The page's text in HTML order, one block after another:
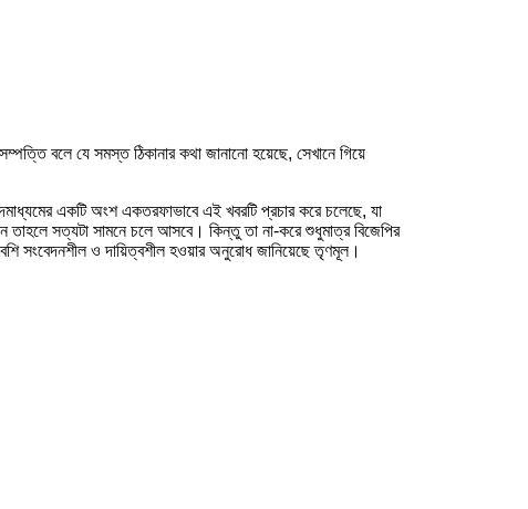
বলে যে সমস্ত ঠিকানার কথা জানানো হয়েছে, সেখানে গিয়ে
একটি অংশ একতরফাভাবে এই খবরটি প্রচার করে চলেছে, যা
তাহলে সত্যটা সামনে চলে আসবে। কিন্তু তা না-করে শুধুমাত্র বিজেপির
সংবেদনশীল ও দায়িত্বশীল হওয়ার অনুরোধ জানিয়েছে তৃণমূল।